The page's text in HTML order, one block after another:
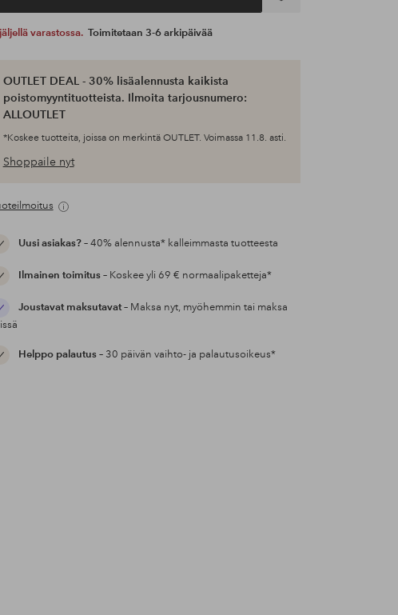
1 jäljellä varastossa. Toimitetaan 3-6 arkipäivää
OUTLET DEAL - 30% lisäalennusta kaikista
poistomyyntituotteista. Ilmoita tarjousnumero:
ALLOUTLET
*Koskee tuotteita, joissa on merkintä OUTLET. Voimassa 11.8. asti.
Shoppaile nyt
Uusi asiakas?– 40% alennusta* kalleimmasta tuotteesta
Ilmainen toimitus– Koskee yli 69 € normaalipaketteja*
Joustavat maksutavat– Maksa nyt, myöhemmin tai maksa
Helppo palautus– 30 päivän vaihto- ja palautusoikeus*